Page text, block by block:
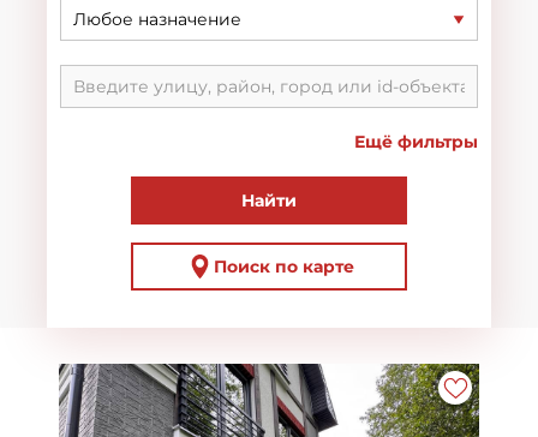
Любое назначение
Ещё фильтры
Найти
Поиск по карте